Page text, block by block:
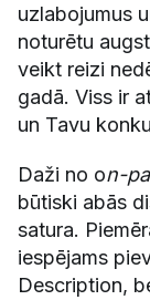
uzlabojumus
noturētu
veikt reizi
gadā. Viss ir
un Tavu
Daži no on-
būtiski abās
satura.
iespējams
Description,